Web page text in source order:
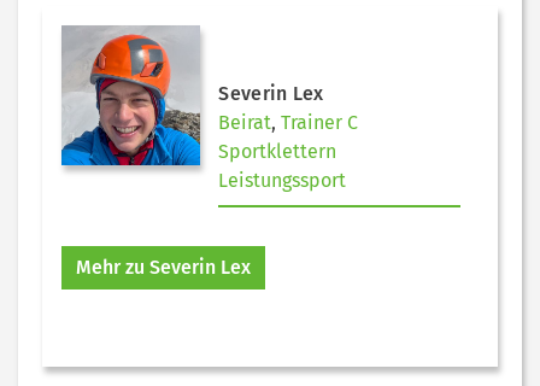
Severin Lex
Beirat,Trainer C
Sportklettern
Leistungssport
Mehr zu Severin Lex